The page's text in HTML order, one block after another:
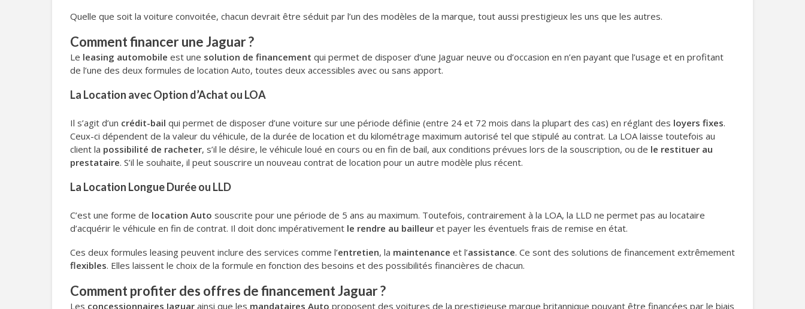
Quelle que soit la voiture convoitée, chacun devrait être séduit par l’un des modèles de la marque, tout aussi prestigieux les uns que les autres.
Comment financer une Jaguar ?
Le leasing automobile est une solution de financement qui permet de disposer d’une Jaguar neuve ou d’occasion en n’en payant que l’usage et en profitant
de l’une des deux formules de location Auto, toutes deux accessibles avec ou sans apport.
La Location avec Option d’Achat ou LOA
Il s’agit d’un crédit-bail qui permet de disposer d’une voiture sur une période définie (entre 24 et 72 mois dans la plupart des cas) en réglant des loyers fixes.
Ceux-ci dépendent de la valeur du véhicule, de la durée de location et du kilométrage maximum autorisé tel que stipulé au contrat. La LOA laisse toutefois au
client la possibilité de racheter, s’il le désire, le véhicule loué en cours ou en fin de bail, aux conditions prévues lors de la souscription, ou de le restituer au
prestataire. S’il le souhaite, il peut souscrire un nouveau contrat de location pour un autre modèle plus récent.
La Location Longue Durée ou LLD
C’est une forme de location Auto souscrite pour une période de 5 ans au maximum. Toutefois, contrairement à la LOA, la LLD ne permet pas au locataire
d’acquérir le véhicule en fin de contrat. Il doit donc impérativement le rendre au bailleur et payer les éventuels frais de remise en état.
Ces deux formules leasing peuvent inclure des services comme l’entretien, la maintenance et l’assistance. Ce sont des solutions de financement extrêmement
flexibles. Elles laissent le choix de la formule en fonction des besoins et des possibilités financières de chacun.
Comment profiter des offres de financement Jaguar ?
Les concessionnaires Jaguar ainsi que les mandataires Auto proposent des voitures de la prestigieuse marque britannique pouvant être financées par le biais